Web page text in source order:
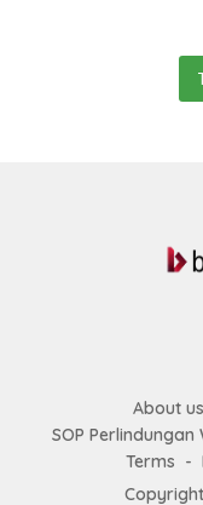
About us
SOP
Terms
Copyright